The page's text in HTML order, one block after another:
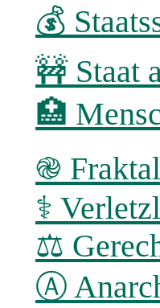
💰
🚧 Staat
🏥
֎
⚕
⚖️
Ⓐ